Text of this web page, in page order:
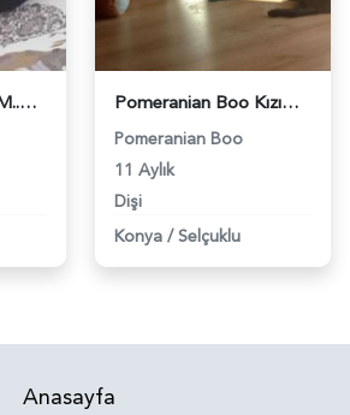
Kızımızın Adı BALIM..Bir SMOKİN cinsi kedi dir.. - 7185 Pomeranian Boo Kızımız Eva&#8217;ya Damat Arıyoruz - 8709
Pomeranian Boo
11 Aylık
Dişi
Konya / Selçuklu
Anasayfa